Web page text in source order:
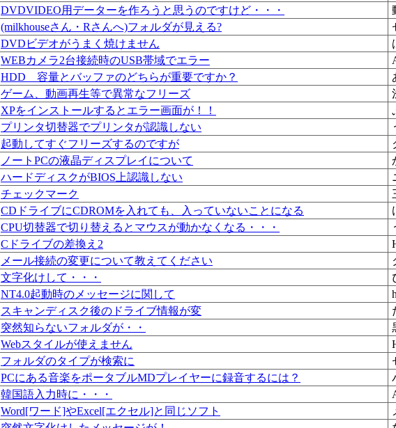
DVDVIDEO用データーを作ろうと思うのですけど・・・
(milkhouseさん・Rさんへ)フォルダが見える?
DVDビデオがうまく焼けません
WEBカメラ2台接続時のUSB帯域でエラー
HDD 容量とバッファのどちらが重要ですか？
ゲーム、動画再生等で異常なフリーズ
XPをインストールするとエラー画面が！！
プリンタ切替器でプリンタが認識しない
起動してすぐフリーズするのですが
ノートPCの液晶ディスプレイについて
ハードディスクがBIOS上認識しない
チェックマーク
CDドライブにCDROMを入れても、入っていないことになる
CPU切替器で切り替えるとマウスが動かなくなる・・・
Cドライブの差換え2
メール接続の変更について教えてください
文字化けして・・・
NT4.0起動時のメッセージに関して
スキャンディスク後のドライブ情報が変
突然知らないフォルダが・・
Webスタイルが使えません
フォルダのタイプが検索に
PCにある音楽をポータブルMDプレイヤーに録音するには？
韓国語入力時に・・・
Word[ワード]やExcel[エクセル]と同じソフト